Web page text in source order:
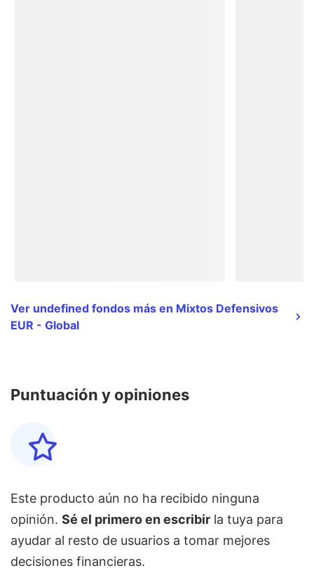
Ver undefined fondos más en Mixtos Defensivos
EUR - Global
Puntuación y opiniones
Este producto aún no ha recibido ninguna
opinión. Sé el primero en escribir la tuya para
ayudar al resto de usuarios a tomar mejores
decisiones financieras.